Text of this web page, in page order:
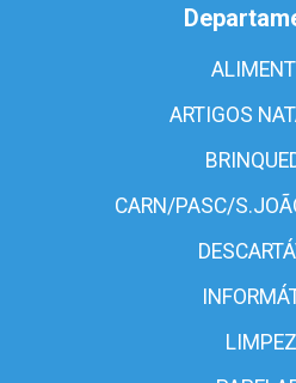
ARTIGOS
CARN/PASC/